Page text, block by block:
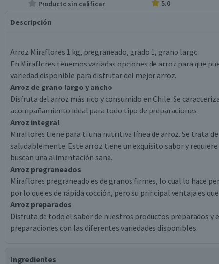
Producto sin calificar 5.0
Descripción
Arroz Miraflores 1 kg, pregraneado, grado 1, grano largo
En Miraflores tenemos variadas opciones de arroz para que
variedad disponible para disfrutar del mejor arroz.
Arroz de grano largo y ancho
Disfruta del arroz más rico y consumido en Chile. Se
acompañamiento ideal para todo tipo de preparaciones.
Arroz integral
Miraflores tiene para ti una nutritiva línea de arroz. Se trata
saludablemente. Este arroz tiene un exquisito sabor y
buscan una alimentación sana.
Arroz pregraneados
Miraflores pregraneado es de granos firmes, lo cual lo hace
por lo que es de rápida cocción, pero su principal ventaja es
Arroz preparados
Disfruta de todo el sabor de nuestros productos preparados
preparaciones con las diferentes variedades disponibles.
Ingredientes